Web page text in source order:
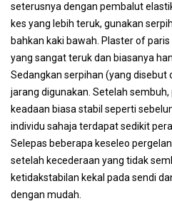
seterusnya dengan pembalut
kes yang lebih teruk, gunakan
bahkan kaki bawah. Plaster of
yang sangat teruk dan biasanya
Sedangkan serpihan (yang
jarang digunakan. Setelah
keadaan biasa stabil seperti
individu sahaja terdapat sedikit
Selepas beberapa keseleo
setelah kecederaan yang tidak
ketidakstabilan kekal pada sendi
dengan mudah.